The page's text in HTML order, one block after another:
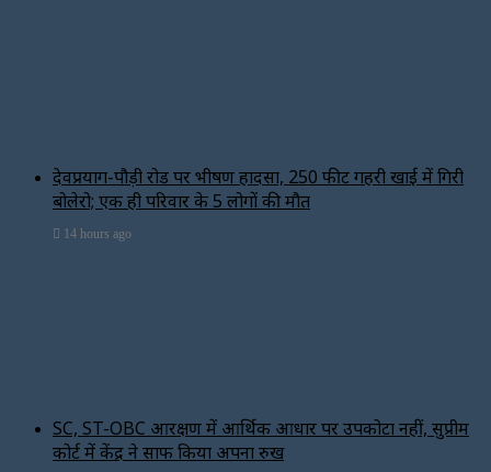
देवप्रयाग-पौड़ी रोड पर भीषण हादसा, 250 फीट गहरी खाई में गिरी
बोलेरो; एक ही परिवार के 5 लोगों की मौत
14 hours ago
SC, ST-OBC आरक्षण में आर्थिक आधार पर उपकोटा नहीं, सुप्रीम
कोर्ट में केंद्र ने साफ किया अपना रुख